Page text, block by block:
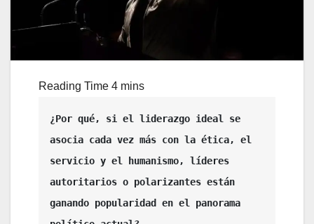
¿Por qué, si el liderazgo ideal se
asocia cada vez más con la ética, el
servicio y el humanismo, líderes
autoritarios o polarizantes están
ganando popularidad en el panorama